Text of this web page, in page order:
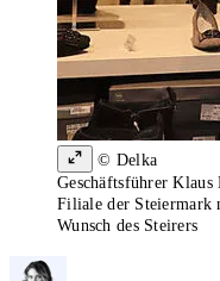
© Delka
Geschäftsführer Klaus
Filiale der Steiermark
Wunsch des Steirers